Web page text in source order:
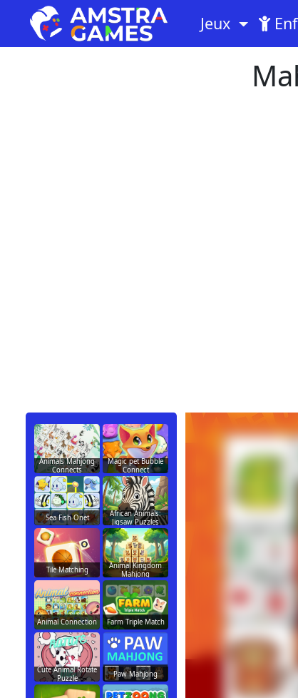
Jeux
Animals Mahjong
Connects
Magic pet Bubble
Connect
Sea Fish Onet
African Animals:
Jigsaw Puzzles
Tile Matching
Animal Kingdom
Mahjong
Animal Connection Farm Triple Match
Cute Animal Rotate
Puzzle
Paw Mahjong